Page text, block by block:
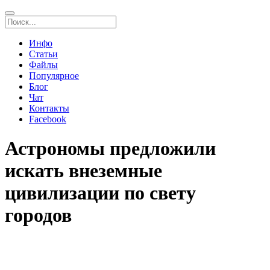
Инфо
Статьи
Файлы
Популярное
Блог
Чат
Контакты
Facebook
Астрономы предложили
искать внеземные
цивилизации по свету
городов